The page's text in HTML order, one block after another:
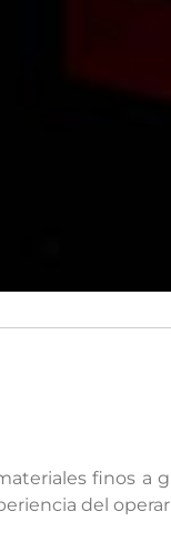
finos a
del